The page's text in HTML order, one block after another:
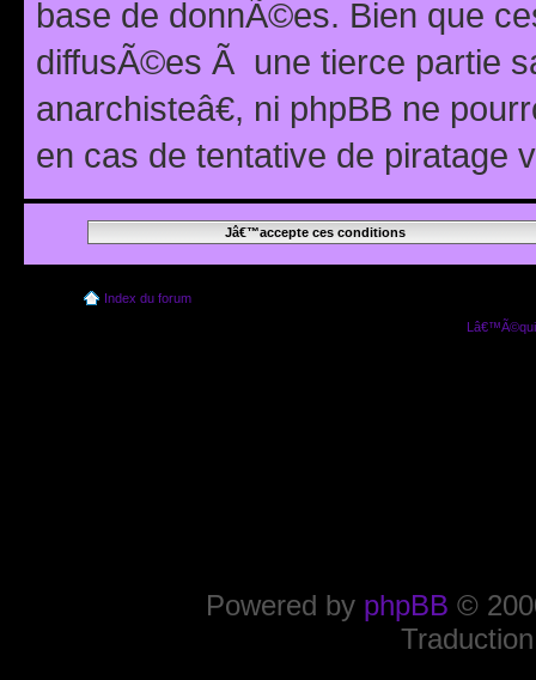
base de donnÃ©es. Bien que
diffusÃ©es Ã une tierce partie
anarchisteâ€, ni phpBB ne
en cas de tentative de piratage
Index du forum
Powered by phpBB ©